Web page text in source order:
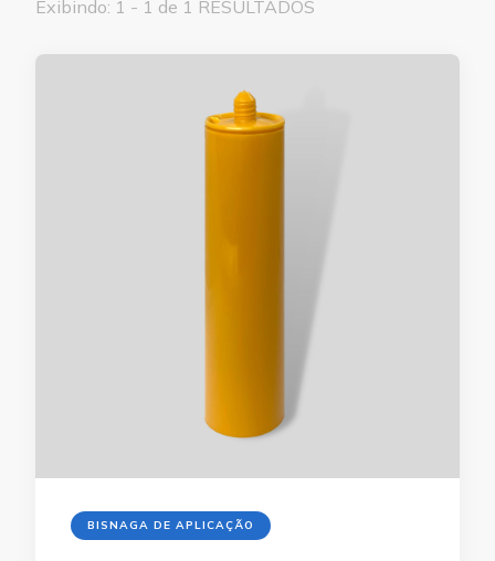
Exibindo: 1 - 1 de 1 RESULTADOS
BISNAGA DE APLICAÇÃO